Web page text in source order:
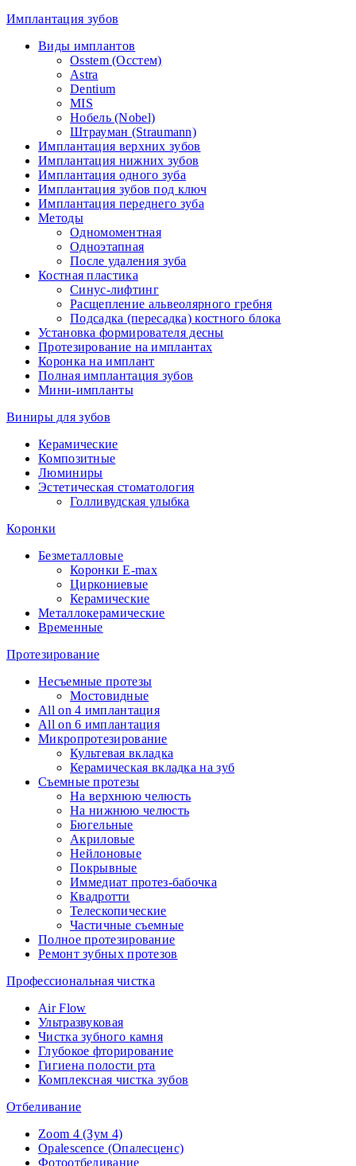
Имплантация зубов
Виды имплантов
Osstem (Осстем)
Astra
Dentium
MIS
Нобель (Nobel)
Штрауман (Straumann)
Имплантация верхних зубов
Имплантация нижних зубов
Имплантация одного зуба
Имплантация зубов под ключ
Имплантация переднего зуба
Методы
Одномоментная
Одноэтапная
После удаления зуба
Костная пластика
Синус-лифтинг
Расщепление альвеолярного гребня
Подсадка (пересадка) костного блока
Установка формирователя десны
Протезирование на имплантах
Коронка на имплант
Полная имплантация зубов
Мини-импланты
Виниры для зубов
Керамические
Композитные
Люминиры
Эстетическая стоматология
Голливудская улыбка
Коронки
Безметалловые
Коронки E-max
Циркониевые
Керамические
Металлокерамические
Временные
Протезирование
Несъемные протезы
Мостовидные
All on 4 имплантация
All on 6 имплантация
Микропротезирование
Культевая вкладка
Керамическая вкладка на зуб
Съемные протезы
На верхнюю челюсть
На нижнюю челюсть
Бюгельные
Акриловые
Нейлоновые
Покрывные
Иммедиат протез-бабочка
Квадротти
Телескопические
Частичные съемные
Полное протезирование
Ремонт зубных протезов
Профессиональная чистка
Air Flow
Ультразвуковая
Чистка зубного камня
Глубокое фторирование
Гигиена полости рта
Комплексная чистка зубов
Отбеливание
Zoom 4 (Зум 4)
Opalescence (Опалесценс)
Фотоотбеливание